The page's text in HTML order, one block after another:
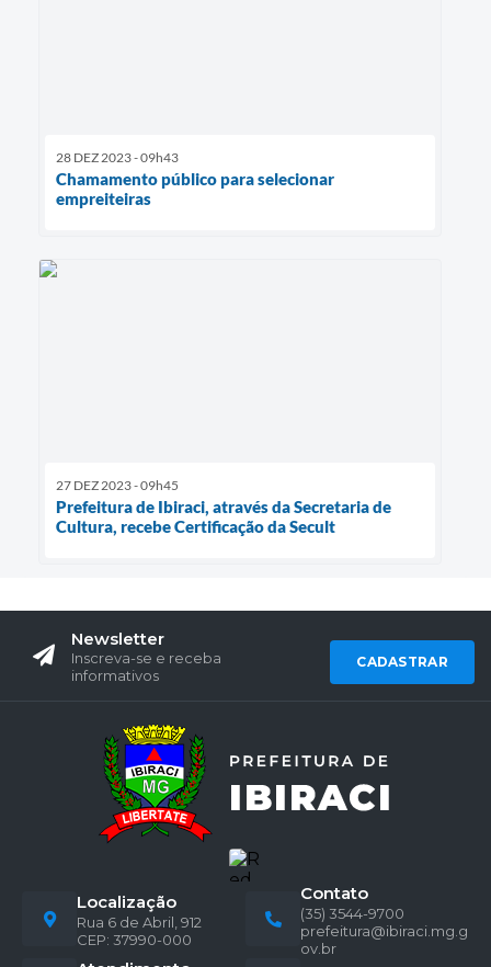
28 DEZ 2023 - 09h43
Chamamento público para selecionar
empreiteiras
27 DEZ 2023 - 09h45
Prefeitura de Ibiraci, através da Secretaria de
Cultura, recebe Certificação da Secult
Newsletter
Inscreva-se e receba
informativos
CADASTRAR
Localização
Rua 6 de Abril, 912
CEP: 37990-000
Contato
(35) 3544-9700
prefeitura@ibiraci.mg.g
ov.br